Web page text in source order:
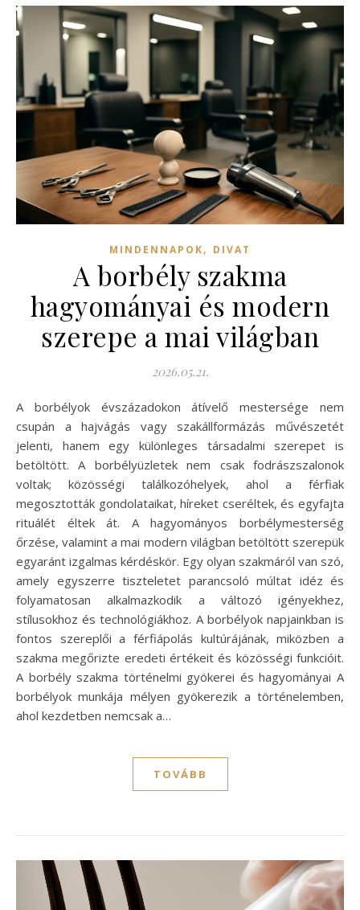
MINDENNAPOK, DIVAT
A borbély szakma
hagyományai és modern
szerepe a mai világban
2026.05.21.
A borbélyok évszázadokon átívelő mestersége nem
csupán a hajvágás vagy szakállformázás művészetét
jelenti, hanem egy különleges társadalmi szerepet is
betöltött. A borbélyüzletek nem csak fodrászszalonok
voltak; közösségi találkozóhelyek, ahol a férfiak
megosztották gondolataikat, híreket cseréltek, és egyfajta
rituálét éltek át. A hagyományos borbélymesterség
őrzése, valamint a mai modern világban betöltött szerepük
egyaránt izgalmas kérdéskör. Egy olyan szakmáról van szó,
amely egyszerre tiszteletet parancsoló múltat idéz és
folyamatosan alkalmazkodik a változó igényekhez,
stílusokhoz és technológiákhoz. A borbélyok napjainkban is
fontos szereplői a férfiápolás kultúrájának, miközben a
szakma megőrizte eredeti értékeit és közösségi funkcióit.
A borbély szakma történelmi gyökerei és hagyományai A
borbélyok munkája mélyen gyökerezik a történelemben,
ahol kezdetben nemcsak a…
TOVÁBB